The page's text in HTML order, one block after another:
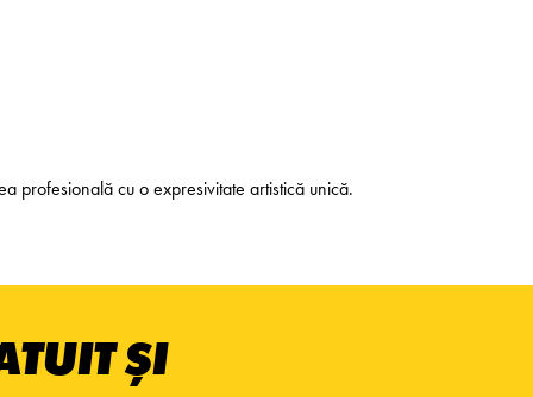
profesională cu o expresivitate artistică unică.
ȘI